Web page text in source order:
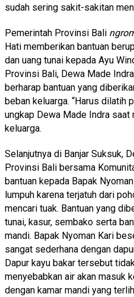
sudah sering sakit-sakitan
Pemerintah Provinsi Bali
Hati memberikan bantuan
dan uang tunai kepada Ayu
Provinsi Bali, Dewa Made
berharap bantuan yang
beban keluarga. “Harus dilatih
ungkap Dewa Made Indra saat
keluarga.
Selanjutnya di Banjar Suksuk,
Provinsi Bali bersama
bantuan kepada Bapak
lumpuh karena terjatuh dari
mencari tuak. Bantuan yang
tunai, kasur, sembako serta
mandi. Bapak Nyoman Kari
sangat sederhana dengan
Dapur kayu bakar tersebut
menyebabkan air akan masuk
dengan kamar mandi yang